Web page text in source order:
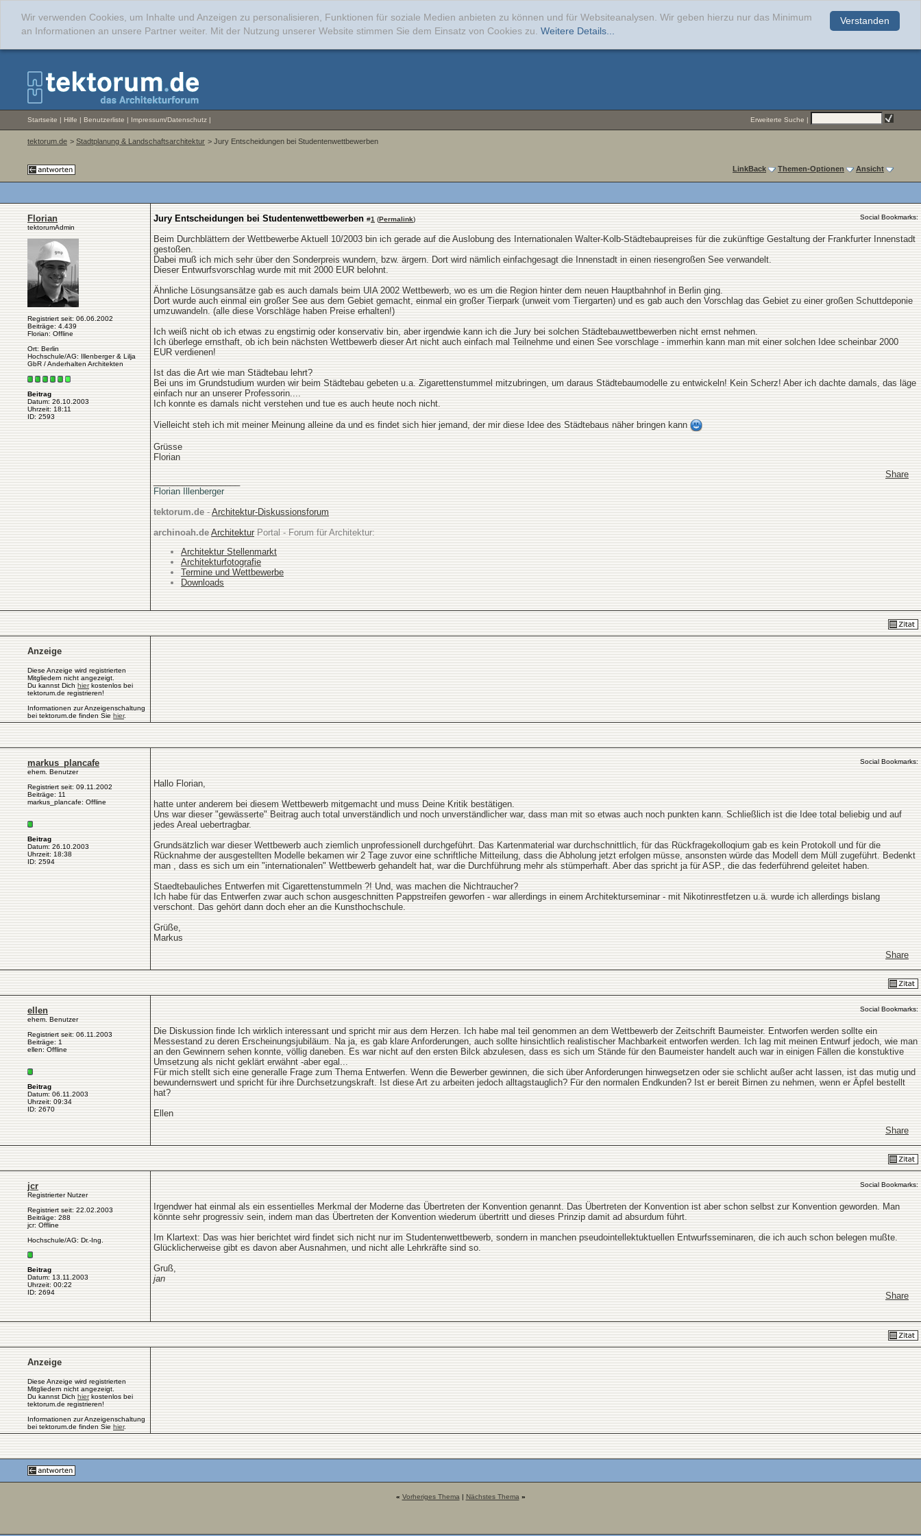
Verstanden
Wir verwenden Cookies, um Inhalte und Anzeigen zu personalisieren, Funktionen für soziale Medien anbieten zu können und für Websiteanalysen. Wir geben hierzu nur das Minimum
an Informationen an unsere Partner weiter. Mit der Nutzung unserer Website stimmen Sie dem Einsatz von Cookies zu. Weitere Details...
Startseite | Hilfe | Benutzerliste | Impressum/Datenschutz | Erweiterte Suche |
tektorum.de > Stadtplanung & Landschaftsarchitektur > Jury Entscheidungen bei Studentenwettbewerben
LinkBack Themen-Optionen Ansicht
Florian
tektorumAdmin
Registriert seit: 06.06.2002
Beiträge: 4.439
Florian: Offline
Ort: Berlin
Hochschule/AG: Illenberger & Lilja
GbR / Anderhalten Architekten
Beitrag
Datum: 26.10.2003
Uhrzeit: 18:11
ID: 2593
Jury Entscheidungen bei Studentenwettbewerben #1 (Permalink) Social Bookmarks:
Beim Durchblättern der Wettbewerbe Aktuell 10/2003 bin ich gerade auf die Auslobung des Internationalen Walter-Kolb-Städtebaupreises für die zukünftige Gestaltung der Frankfurter Innenstadt
gestoßen.
Dabei muß ich mich sehr über den Sonderpreis wundern, bzw. ärgern. Dort wird nämlich einfachgesagt die Innenstadt in einen riesengroßen See verwandelt.
Dieser Entwurfsvorschlag wurde mit mit 2000 EUR belohnt.
Ähnliche Lösungsansätze gab es auch damals beim UIA 2002 Wettbewerb, wo es um die Region hinter dem neuen Hauptbahnhof in Berlin ging.
Dort wurde auch einmal ein großer See aus dem Gebiet gemacht, einmal ein großer Tierpark (unweit vom Tiergarten) und es gab auch den Vorschlag das Gebiet zu einer großen Schuttdeponie
umzuwandeln. (alle diese Vorschläge haben Preise erhalten!)
Ich weiß nicht ob ich etwas zu engstirnig oder konservativ bin, aber irgendwie kann ich die Jury bei solchen Städtebauwettbewerben nicht ernst nehmen.
Ich überlege ernsthaft, ob ich bein nächsten Wettbewerb dieser Art nicht auch einfach mal Teilnehme und einen See vorschlage - immerhin kann man mit einer solchen Idee scheinbar 2000
EUR verdienen!
Ist das die Art wie man Städtebau lehrt?
Bei uns im Grundstudium wurden wir beim Städtebau gebeten u.a. Zigarettenstummel mitzubringen, um daraus Städtebaumodelle zu entwickeln! Kein Scherz! Aber ich dachte damals, das läge
einfach nur an unserer Professorin....
Ich konnte es damals nicht verstehen und tue es auch heute noch nicht.
Vielleicht steh ich mit meiner Meinung alleine da und es findet sich hier jemand, der mir diese Idee des Städtebaus näher bringen kann
Grüsse
Florian
Share
Florian Illenberger
tektorum.de - Architektur-Diskussionsforum
archinoah.de ArchitekturPortal - Forum für Architektur:
Architektur Stellenmarkt
Architekturfotografie
Termine und Wettbewerbe
Downloads
Anzeige
Diese Anzeige wird registrierten
Mitgliedern nicht angezeigt.
Du kannst Dich hierkostenlos bei
tektorum.de registrieren!
Informationen zur Anzeigenschaltung
bei tektorum.de finden Sie hier.
markus_plancafe
ehem. Benutzer
Registriert seit: 09.11.2002
Beiträge: 11
markus_plancafe: Offline
Beitrag
Datum: 26.10.2003
Uhrzeit: 18:38
ID: 2594
Social Bookmarks:
Hallo Florian,
hatte unter anderem bei diesem Wettbewerb mitgemacht und muss Deine Kritik bestätigen.
Uns war dieser "gewässerte" Beitrag auch total unverständlich und noch unverständlicher war, dass man mit so etwas auch noch punkten kann. Schließlich ist die Idee total beliebig und auf
jedes Areal uebertragbar.
Grundsätzlich war dieser Wettbewerb auch ziemlich unprofessionell durchgeführt. Das Kartenmaterial war durchschnittlich, für das Rückfragekolloqium gab es kein Protokoll und für die
Rücknahme der ausgestellten Modelle bekamen wir 2 Tage zuvor eine schriftliche Mitteilung, dass die Abholung jetzt erfolgen müsse, ansonsten würde das Modell dem Müll zugeführt. Bedenkt
man , dass es sich um ein "internationalen" Wettbewerb gehandelt hat, war die Durchführung mehr als stümperhaft. Aber das spricht ja für ASP., die das federführend geleitet haben.
Staedtebauliches Entwerfen mit Cigarettenstummeln ?! Und, was machen die Nichtraucher?
Ich habe für das Entwerfen zwar auch schon ausgeschnitten Pappstreifen geworfen - war allerdings in einem Architekturseminar - mit Nikotinrestfetzen u.ä. wurde ich allerdings bislang
verschont. Das gehört dann doch eher an die Kunsthochschule.
Grüße,
Markus
Share
ellen
ehem. Benutzer
Registriert seit: 06.11.2003
Beiträge: 1
ellen: Offline
Beitrag
Datum: 06.11.2003
Uhrzeit: 09:34
ID: 2670
Social Bookmarks:
Die Diskussion finde Ich wirklich interessant und spricht mir aus dem Herzen. Ich habe mal teil genommen an dem Wettbewerb der Zeitschrift Baumeister. Entworfen werden sollte ein
Messestand zu deren Erscheinungsjubiläum. Na ja, es gab klare Anforderungen, auch sollte hinsichtlich realistischer Machbarkeit entworfen werden. Ich lag mit meinen Entwurf jedoch, wie man
an den Gewinnern sehen konnte, völlig daneben. Es war nicht auf den ersten Bilck abzulesen, dass es sich um Stände für den Baumeister handelt auch war in einigen Fällen die konstuktive
Umsetzung als nicht geklärt erwähnt -aber egal...
Für mich stellt sich eine generalle Frage zum Thema Entwerfen. Wenn die Bewerber gewinnen, die sich über Anforderungen hinwegsetzen oder sie schlicht außer acht lassen, ist das mutig und
bewundernswert und spricht für ihre Durchsetzungskraft. Ist diese Art zu arbeiten jedoch alltagstauglich? Für den normalen Endkunden? Ist er bereit Birnen zu nehmen, wenn er Äpfel bestellt
hat?
Ellen
Share
jcr
Registrierter Nutzer
Registriert seit: 22.02.2003
Beiträge: 288
jcr: Offline
Hochschule/AG: Dr.-Ing.
Beitrag
Datum: 13.11.2003
Uhrzeit: 00:22
ID: 2694
Social Bookmarks:
Irgendwer hat einmal als ein essentielles Merkmal der Moderne das Übertreten der Konvention genannt. Das Übertreten der Konvention ist aber schon selbst zur Konvention geworden. Man
könnte sehr progressiv sein, indem man das Übertreten der Konvention wiederum übertritt und dieses Prinzip damit ad absurdum führt.
Im Klartext: Das was hier berichtet wird findet sich nicht nur im Studentenwettbewerb, sondern in manchen pseudointellektuktuellen Entwurfsseminaren, die ich auch schon belegen mußte.
Glücklicherweise gibt es davon aber Ausnahmen, und nicht alle Lehrkräfte sind so.
Gruß,
jan
Share
Anzeige
Diese Anzeige wird registrierten
Mitgliedern nicht angezeigt.
Du kannst Dich hierkostenlos bei
tektorum.de registrieren!
Informationen zur Anzeigenschaltung
bei tektorum.de finden Sie hier.
« Vorheriges Thema | Nächstes Thema »